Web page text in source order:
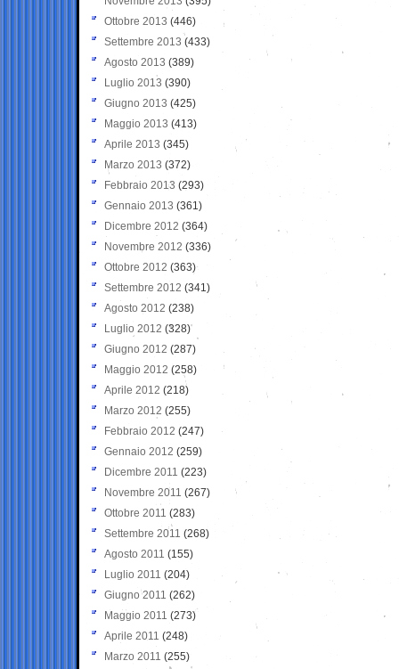
Ottobre 2013 (446)
Settembre 2013 (433)
Agosto 2013 (389)
Luglio 2013 (390)
Giugno 2013 (425)
Maggio 2013 (413)
Aprile 2013 (345)
Marzo 2013 (372)
Febbraio 2013 (293)
Gennaio 2013 (361)
Dicembre 2012 (364)
Novembre 2012 (336)
Ottobre 2012 (363)
Settembre 2012 (341)
Agosto 2012 (238)
Luglio 2012 (328)
Giugno 2012 (287)
Maggio 2012 (258)
Aprile 2012 (218)
Marzo 2012 (255)
Febbraio 2012 (247)
Gennaio 2012 (259)
Dicembre 2011 (223)
Novembre 2011 (267)
Ottobre 2011 (283)
Settembre 2011 (268)
Agosto 2011 (155)
Luglio 2011 (204)
Giugno 2011 (262)
Maggio 2011 (273)
Aprile 2011 (248)
Marzo 2011 (255)